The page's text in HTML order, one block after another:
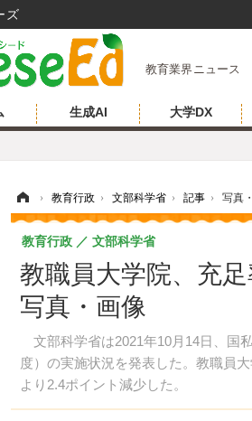
教育業界ニュース
生成AI 大学DX
› 教育行政 › 文部科学省 › 記事 › 写真
教職員大学院、充
写真・画像
文部科学省は2021年10月14日、国
度）の実施状況を発表した。教職員
より2.4ポイント減少した。
教育行政 文部科学省
ズ